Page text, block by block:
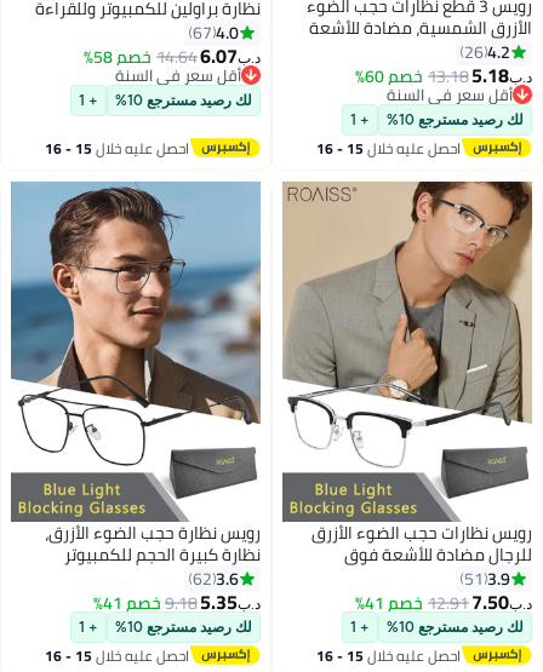
رويس 3 قطع نظارات حجب الضوء
الشمسية، مضادة للأشعة
والوهج، نظارات
بفلتر الضوء الأزرق، نظارات
المتغيرة اللون للرجال
26
13.18خصم 60%
سعر في السنة
سعر في السنة
مسترجع 10% + 1
احصل عليه خلال 15 - 16
نظارة براولين للكمبيوتر وللقراءة
والألعاب والتلفزيون والهواتف بفلتر
الضوء الأزرق، نظارات الموضة
المضادة لإجهاد العين والصداع
للنساء والرجال، أسود وفضي رمادي،
67
6.07
14.64خصم 58%
أقل سعر في السنة
أقل سعر في السنة
لك رصيد مسترجع 10% + 1
احصل عليه خلال 15 - 16
حجب الضوء الأزرق
مضادة للأشعة فوق
والوهج ومرشح الضوء
نظارات قراءة دائرية مضادة
العين نظارات كمبيوتر
51
12.91 خصم 41%
مسترجع 10% + 1
احصل عليه خلال 15 - 16
رويس نظارة حجب الضوء الأزرق،
نظارة كبيرة الحجم للكمبيوتر
وللقراءة والألعاب والتلفزيون
والهواتف بفلتر الضوء الأزرق،
نظارات الموضة المضادة لإجهاد
العين والصداع للنساء والرجال، أسود
62
5.35
9.18خصم 41%
لك رصيد مسترجع 10% + 1
احصل عليه خلال 15 - 16